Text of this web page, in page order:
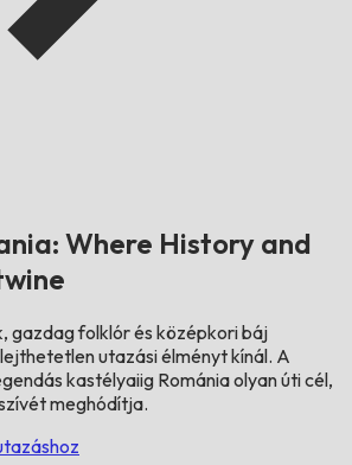
Where History and
gazdag folklór és középkori báj
utazási élményt kínál. A
kastélyaiig Románia olyan úti cél,
meghódítja.